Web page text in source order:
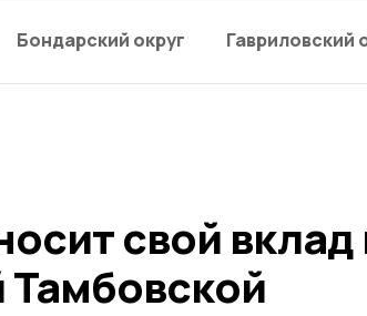
Бондарский округ Гавриловский
свой вклад